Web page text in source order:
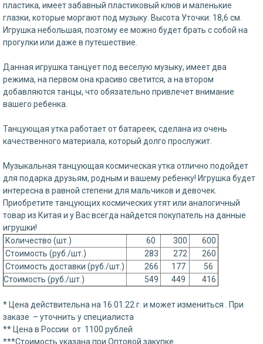
пластика, имеет забавный пластиковый клюв и маленькие
глазки, которые моргают под музыку. Высота Уточки: 18,6 см.
Игрушка небольшая, поэтому ее можно будет брать с собой на
прогулки или даже в путешествие.
Данная игрушка танцует под веселую музыку, имеет два
режима, на первом она красиво светится, а на втором
добавляются танцы, что обязательно привлечет внимание
вашего ребенка.
Танцующая утка работает от батареек, сделана из очень
качественного материала, который долго прослужит.
Музыкальная танцующая космическая утка отлично подойдет
для подарка друзьям, родным и вашему ребенку! Игрушка будет
интересна в равной степени для мальчиков и девочек.
Приобретите танцующих космических утят или аналогичный
товар из Китая и у Вас всегда найдется покупатель на данные
игрушки!
Количество (шт.)
60 300
600
Стоимость (руб./шт.)
283 272
260
Стоимость доставки (руб./шт.)
266 177
56
Стоимость (руб./шт.)
549 449 416
* Цена действительна на 16.01.22 г. и может измениться . При
заказе – уточнить у специалиста
** Цена в России от 1100 рублей
***Стоимость указана при Оптовой закупке.